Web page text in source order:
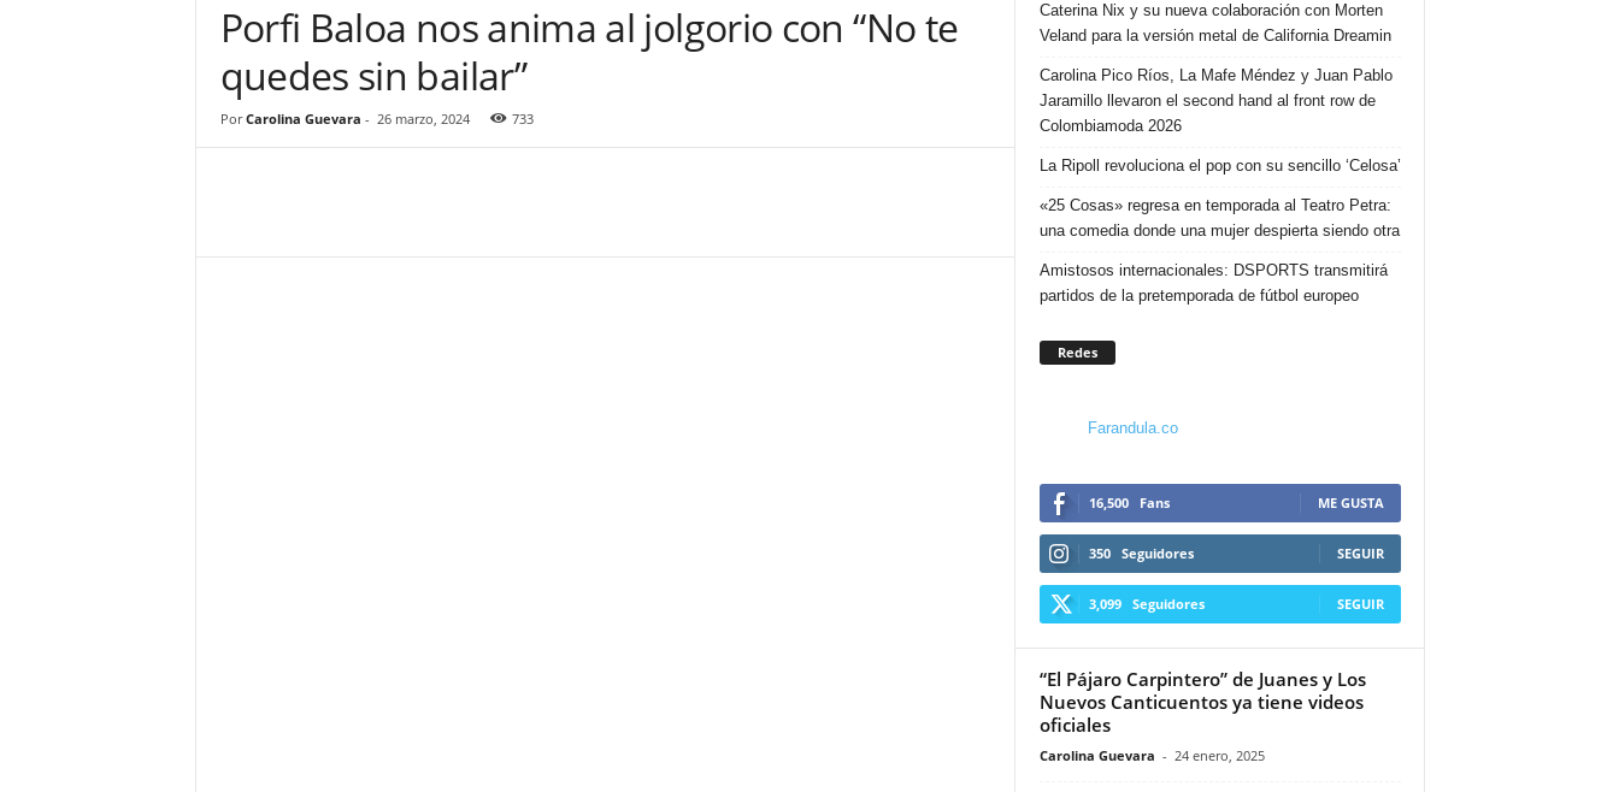
Porfi Baloa nos anima al jolgorio con “No te
quedes sin bailar”
Por Carolina Guevara - 26 marzo, 2024 733
Caterina Nix y su nueva colaboración con Morten
Veland para la versión metal de California Dreamin
Carolina Pico Ríos, La Mafe Méndez y Juan Pablo
Jaramillo llevaron el second hand al front row de
Colombiamoda 2026
La Ripoll revoluciona el pop con su sencillo ‘Celosa’
«25 Cosas» regresa en temporada al Teatro Petra:
una comedia donde una mujer despierta siendo otra
Amistosos internacionales: DSPORTS transmitirá
partidos de la pretemporada de fútbol europeo
Redes
Farandula.co
16,500 Fans ME GUSTA
350 Seguidores SEGUIR
3,099 Seguidores SEGUIR
“El Pájaro Carpintero” de Juanes y Los
Nuevos Canticuentos ya tiene videos
oficiales
Carolina Guevara - 24 enero, 2025